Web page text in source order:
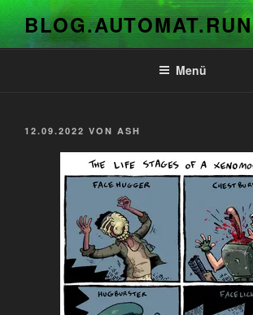
Zum
Inhalt
springen
BLOG.AUTOMAT.RUN
Menü
VERÖFFENTLICHT
12.09.2022 VON ASH